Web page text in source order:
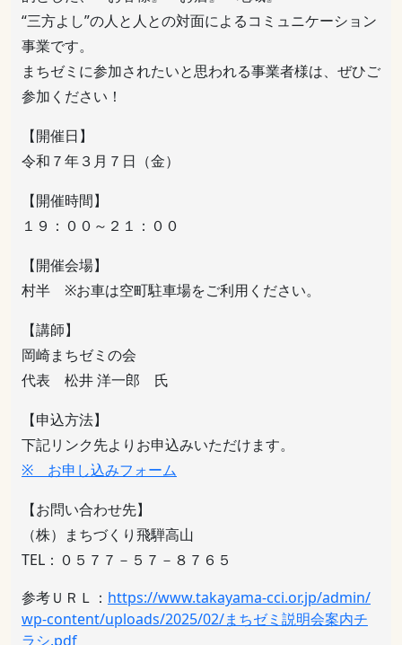
“三方よし”の人と人との対面によるコミュニケーション
事業です。
まちゼミに参加されたいと思われる事業者様は、ぜひご
参加ください！
【開催日】
令和７年３月７日（金）
【開催時間】
１９：００～２１：００
【開催会場】
村半 ※お車は空町駐車場をご利用ください。
【講師】
岡崎まちゼミの会
代表 松井 洋一郎 氏
【申込方法】
下記リンク先よりお申込みいただけます。
※ お申し込みフォーム
【お問い合わせ先】
（株）まちづくり飛騨高山
TEL：０５７７－５７－８７６５
参考ＵＲＬ： https://www.takayama-cci.or.jp/admin/
wp-content/uploads/2025/02/まちゼミ説明会案内チ
ラシ.pdf